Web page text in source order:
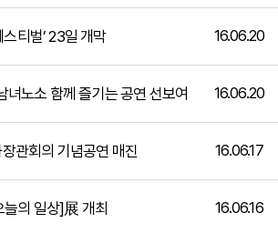
티벌’ 23일 개막 16.06.20
녀노소 함께 즐기는 공연 선보여 16.06.20
관회의 기념공연 매진 16.06.17
늘의 일상]展 개최 16.06.16